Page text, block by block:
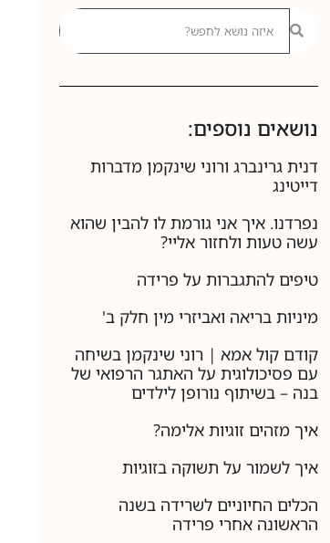
נושאים נוספים:
דנית גרינברג ורוני שינקמן מדברות
דייטינג
נפרדנו. איך אני גורמת לו להבין שהוא
עשה טעות ולחזור אליי?
טיפים להתגברות על פרידה
מיניות בריאה ואביזרי מין חלק ב'
קודם קול אמא | רוני שינקמן בשיחה
עם פסיכולוגית על האתגר הרפואי של
בנה – בשיתוף נורופן לילדים
איך מזהים זוגיות אלימה?
איך לשמור על תשוקה בזוגיות
הכלים החיוניים לשרידה בשנה
הראשונה אחרי פרידה